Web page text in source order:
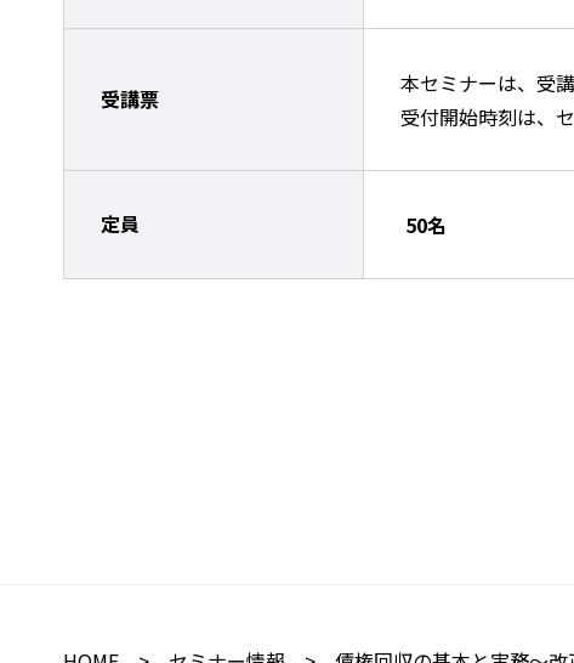
受講票
本セミナーは、受
受付開始時刻は、
定員 50名